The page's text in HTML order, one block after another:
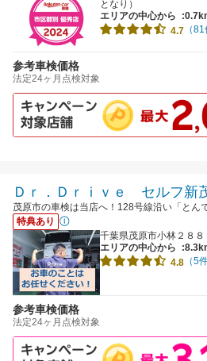
となり）
エリアの中心から
4.7 （81
参考車検価格
法定24ヶ月点検対象
Ｄｒ．Ｄｒｉｖｅ セルフ新
茂原市の車検は当店へ！128号線沿い「とん
特典あり
千葉県茂原市小林２８８
エリアの中心から
4.8 （5
参考車検価格
法定24ヶ月点検対象